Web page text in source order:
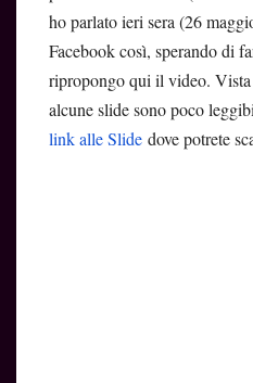
ho parlato ieri sera (26
Facebook così, sperando di
ripropongo qui il video.
alcune slide sono poco
link alle Slide dove potrete